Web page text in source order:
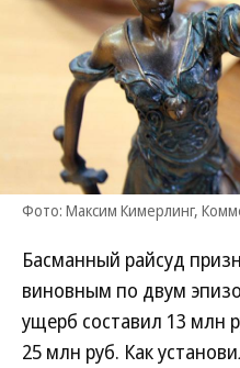
Фото: Максим Кимерлинг,
Басманный райсуд
виновным по двум
ущерб составил 13 млн
25 млн руб. Как